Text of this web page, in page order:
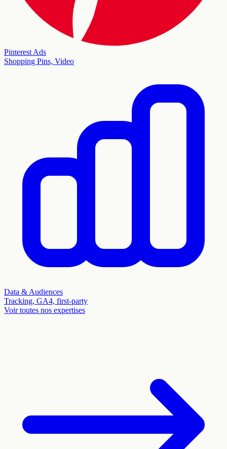
Pinterest Ads
Shopping Pins, Video
Data & Audiences
Tracking, GA4, first-party
Voir toutes nos expertises